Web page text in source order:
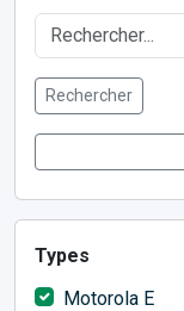
Rechercher
Types
Motorola E